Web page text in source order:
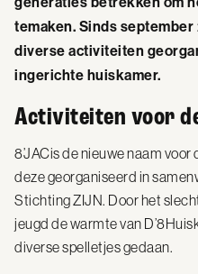
temaken. Sinds
diverse activiteiten
ingerichte huiskamer.
Activiteiten voor
8’JACis de nieuwe naam
deze georganiseerd in
Stichting ZIJN. Door het
jeugd de warmte van
diverse spelletjes gedaan.